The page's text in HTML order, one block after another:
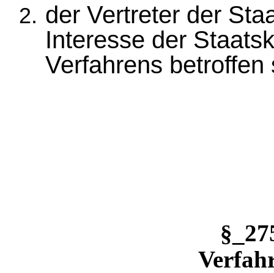
der Vertreter der
Interesse der
Verfahrens betroffen